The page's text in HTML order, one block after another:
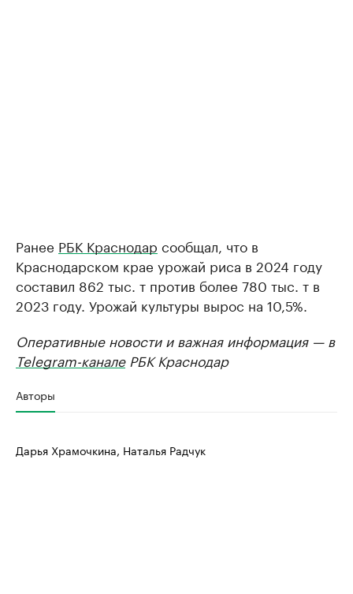
Ранее РБК Краснодар сообщал, что в
Краснодарском крае урожай риса в 2024 году
составил 862 тыс. т против более 780 тыс. т в
2023 году. Урожай культуры вырос на 10,5%.
Оперативные новости и важная информация — в
Telegram-каналеРБК Краснодар
Авторы
Дарья Храмочкина, Наталья Радчук